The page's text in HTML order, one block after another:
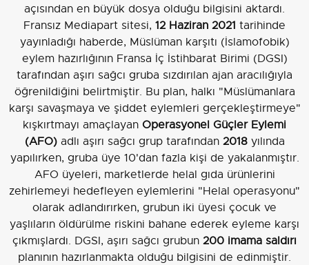
açısından en büyük dosya olduğu bilgisini aktardı.
Fransız Mediapart sitesi, 12 Haziran 2021 tarihinde
yayınladığı haberde, Müslüman karşıtı (İslamofobik)
eylem hazırlığının Fransa İç İstihbarat Birimi (DGSI)
tarafından aşırı sağcı gruba sızdırılan ajan aracılığıyla
öğrenildiğini belirtmiştir. Bu plan, halkı "Müslümanlara
karşı savaşmaya ve şiddet eylemleri gerçekleştirmeye"
kışkırtmayı amaçlayan Operasyonel Güçler Eylemi
(AFO)adlı aşırı sağcı grup tarafından 2018yılında
yapılırken, gruba üye 10'dan fazla kişi de yakalanmıştır.
AFO üyeleri, marketlerde helal gıda ürünlerini
zehirlemeyi hedefleyen eylemlerini "Helal operasyonu"
olarak adlandırırken, grubun iki üyesi çocuk ve
yaşlıların öldürülme riskini bahane ederek eyleme karşı
çıkmışlardı. DGSI, aşırı sağcı grubun 200 imama saldırı
planının hazırlanmakta olduğu bilgisini de edinmiştir.